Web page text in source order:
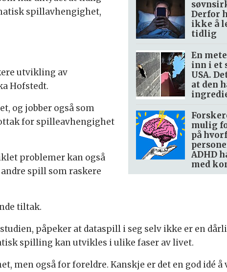
Derfor
ikke å
tidlig
En
inn i et
USA.
at den
mulig
på
ADHD
med
spillavhengighet,
utvikling av
Hofstedt.
og jobber også som
for spilleavhengighet
problemer kan også
spill som raskere
tiltak.
påpeker at dataspill i seg selv ikke er en
spilling kan utvikles i ulike faser av livet.
men også for foreldre. Kanskje er det en god idé å